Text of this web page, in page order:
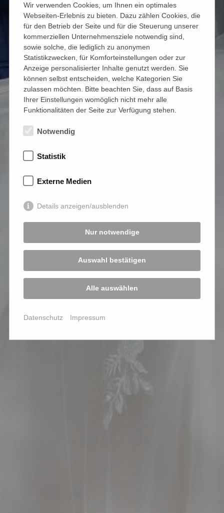
Wir verwenden Cookies, um Ihnen ein optimales
Webseiten-Erlebnis zu bieten. Dazu zählen Cookies, die
für den Betrieb der Seite und für die Steuerung unserer
kommerziellen Unternehmensziele notwendig sind,
sowie solche, die lediglich zu anonymen
Statistikzwecken, für Komforteinstellungen oder zur
Anzeige personalisierter Inhalte genutzt werden. Sie
können selbst entscheiden, welche Kategorien Sie
zulassen möchten. Bitte beachten Sie, dass auf Basis
Ihrer Einstellungen womöglich nicht mehr alle
Funktionalitäten der Seite zur Verfügung stehen.
Notwendig
Statistik
Externe Medien
Details anzeigen/ausblenden
Nur notwendige
Auswahl bestätigen
Alle auswählen
Datenschutz Impressum